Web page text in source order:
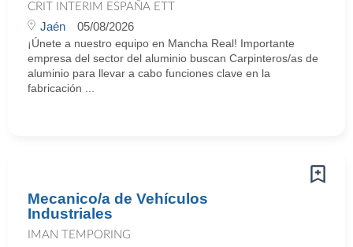
CRIT INTERIM ESPAÑA ETT
Jaén 05/08/2026
¡Únete a nuestro equipo en Mancha Real! Importante
empresa del sector del aluminio buscan Carpinteros/as de
aluminio para llevar a cabo funciones clave en la
fabricación ...
Mecanico/a de Vehículos
Industriales
IMAN TEMPORING